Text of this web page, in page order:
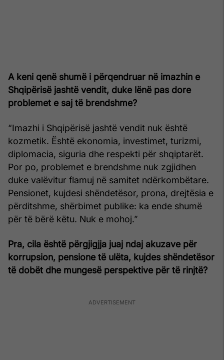
A keni qenë shumë i përqendruar në imazhin e
Shqipërisë jashtë vendit, duke lënë pas dore
problemet e saj të brendshme?
“Imazhi i Shqipërisë jashtë vendit nuk është
kozmetik. Është ekonomia, investimet, turizmi,
diplomacia, siguria dhe respekti për shqiptarët.
Por po, problemet e brendshme nuk zgjidhen
duke valëvitur flamuj në samitet ndërkombëtare.
Pensionet, kujdesi shëndetësor, prona, drejtësia e
përditshme, shërbimet publike: ka ende shumë
për të bërë këtu. Nuk e mohoj.”
Pra, cila është përgjigjja juaj ndaj akuzave për
korrupsion, pensione të ulëta, kujdes shëndetësor
të dobët dhe mungesë perspektive për të rinjtë?